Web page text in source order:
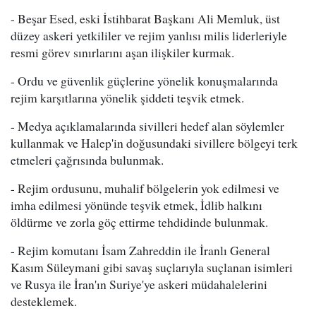
- Beşar Esed, eski İstihbarat Başkanı Ali Memluk, üst
düzey askeri yetkililer ve rejim yanlısı milis liderleriyle
resmi görev sınırlarını aşan ilişkiler kurmak.
- Ordu ve güvenlik güçlerine yönelik konuşmalarında
rejim karşıtlarına yönelik şiddeti teşvik etmek.
- Medya açıklamalarında sivilleri hedef alan söylemler
kullanmak ve Halep'in doğusundaki sivillere bölgeyi terk
etmeleri çağrısında bulunmak.
- Rejim ordusunu, muhalif bölgelerin yok edilmesi ve
imha edilmesi yönünde teşvik etmek, İdlib halkını
öldürme ve zorla göç ettirme tehdidinde bulunmak.
- Rejim komutanı İsam Zahreddin ile İranlı General
Kasım Süleymani gibi savaş suçlarıyla suçlanan isimleri
ve Rusya ile İran'ın Suriye'ye askeri müdahalelerini
desteklemek.